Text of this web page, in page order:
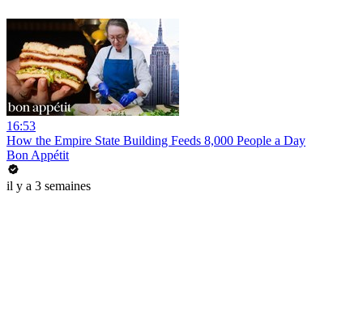
16:53
How the Empire State Building Feeds 8,000 People a Day
Bon Appétit
il y a 3 semaines